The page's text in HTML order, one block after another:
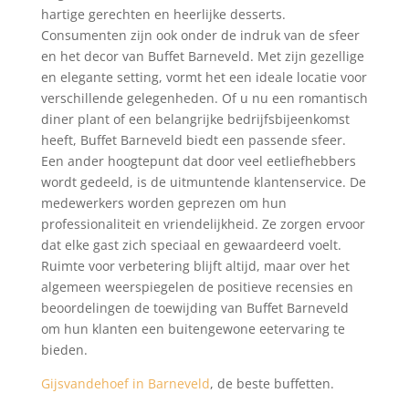
hartige gerechten en heerlijke desserts.
Consumenten zijn ook onder de indruk van de sfeer
en het decor van Buffet Barneveld. Met zijn gezellige
en elegante setting, vormt het een ideale locatie voor
verschillende gelegenheden. Of u nu een romantisch
diner plant of een belangrijke bedrijfsbijeenkomst
heeft, Buffet Barneveld biedt een passende sfeer.
Een ander hoogtepunt dat door veel eetliefhebbers
wordt gedeeld, is de uitmuntende klantenservice. De
medewerkers worden geprezen om hun
professionaliteit en vriendelijkheid. Ze zorgen ervoor
dat elke gast zich speciaal en gewaardeerd voelt.
Ruimte voor verbetering blijft altijd, maar over het
algemeen weerspiegelen de positieve recensies en
beoordelingen de toewijding van Buffet Barneveld
om hun klanten een buitengewone eetervaring te
bieden.
Gijsvandehoef in Barneveld, de beste buffetten.